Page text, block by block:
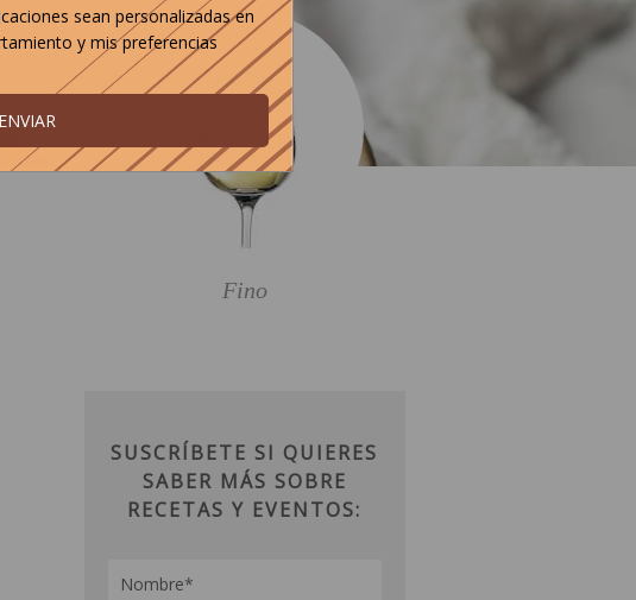
Fino
SUSCRÍBETE SI QUIERES
SABER MÁS SOBRE
RECETAS Y EVENTOS:
sean personalizadas en
y mis preferencias
ENVIAR